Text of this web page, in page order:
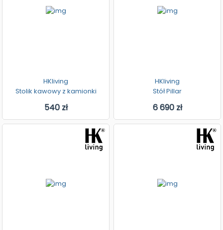
HKliving
Stolik kawowy z kamionki
540 zł
HKliving
Stół Pillar
6 690 zł